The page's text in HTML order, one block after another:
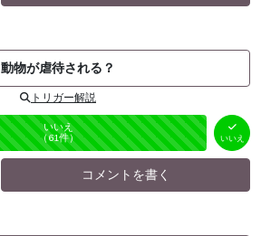
動物が虐待される？
トリガー解説
いいえ
（61件） いいえ
コメントを書く